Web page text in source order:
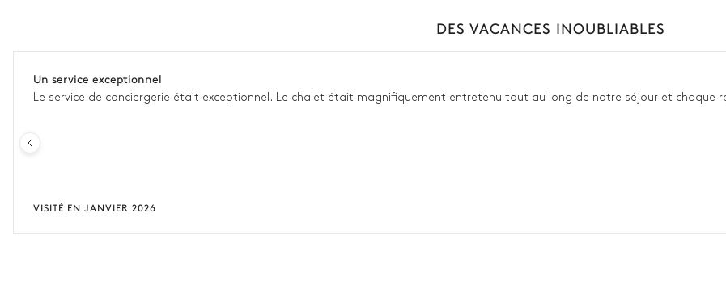
DES VACANCES INOUBLIABLES
Un service exceptionnel
Le service de conciergerie était exceptionnel. Le chalet était magnifiquement entretenu tout au long de notre séjour et chaque
VISITÉ EN JANVIER 2026